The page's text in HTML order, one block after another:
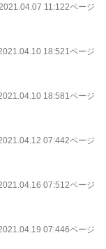
11:122ページ
18:521ページ
18:581ページ
07:442ページ
07:512ページ
07:446ページ